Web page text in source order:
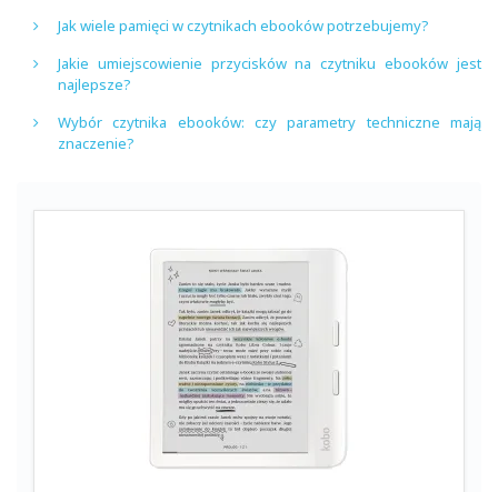
Jak wiele pamięci w czytnikach ebooków potrzebujemy?
Jakie umiejscowienie przycisków na czytniku ebooków jest
najlepsze?
Wybór czytnika ebooków: czy parametry techniczne mają
znaczenie?